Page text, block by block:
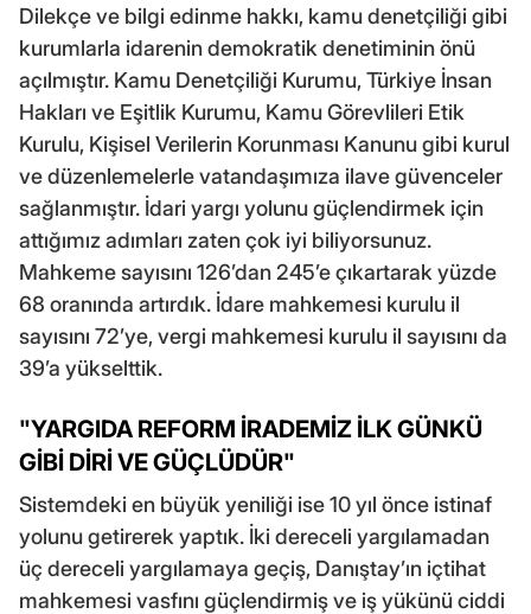
Dilekçe ve bilgi edinme hakkı, kamu denetçiliği gibi
kurumlarla idarenin demokratik denetiminin önü
açılmıştır. Kamu Denetçiliği Kurumu, Türkiye İnsan
Hakları ve Eşitlik Kurumu, Kamu Görevlileri Etik
Kurulu, Kişisel Verilerin Korunması Kanunu gibi kurul
ve düzenlemelerle vatandaşımıza ilave güvenceler
sağlanmıştır. İdari yargı yolunu güçlendirmek için
attığımız adımları zaten çok iyi biliyorsunuz.
Mahkeme sayısını 126’dan 245’e çıkartarak yüzde
68 oranında artırdık. İdare mahkemesi kurulu il
sayısını 72’ye, vergi mahkemesi kurulu il sayısını da
39’a yükselttik.
"YARGIDA REFORM İRADEMİZ İLK GÜNKÜ
GİBİ DİRİ VE GÜÇLÜDÜR"
Sistemdeki en büyük yeniliği ise 10 yıl önce istinaf
yolunu getirerek yaptık. İki dereceli yargılamadan
üç dereceli yargılamaya geçiş, Danıştay’ın içtihat
mahkemesi vasfını güçlendirmiş ve iş yükünü ciddi